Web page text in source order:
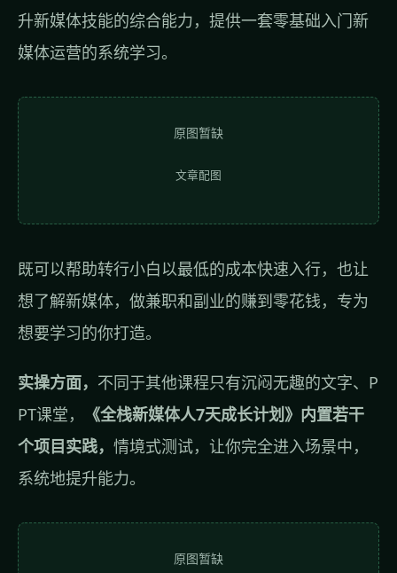
升新媒体技能的综合能力，提供一套零基础入门新
媒体运营的系统学习。
原图暂缺
文章配图
既可以帮助转行小白以最低的成本快速入行，也让
想了解新媒体，做兼职和副业的赚到零花钱，专为
想要学习的你打造。
实操方面， 不同于其他课程只有沉闷无趣的文字、P
PT课堂，
《全栈新媒体人7天成长计划》内置若干
个项目实践， 情境式测试，让你完全进入场景中，
系统地提升能力。
原图暂缺